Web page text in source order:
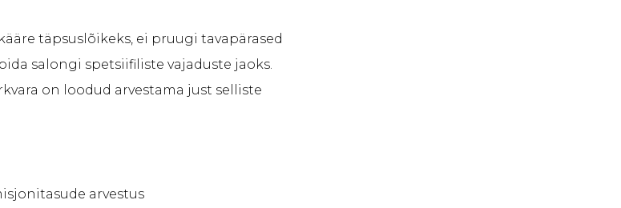
täpsuslõikeks, ei pruugi tavapärased
salongi spetsiifiliste vajaduste jaoks.
on loodud arvestama just selliste
arvestus